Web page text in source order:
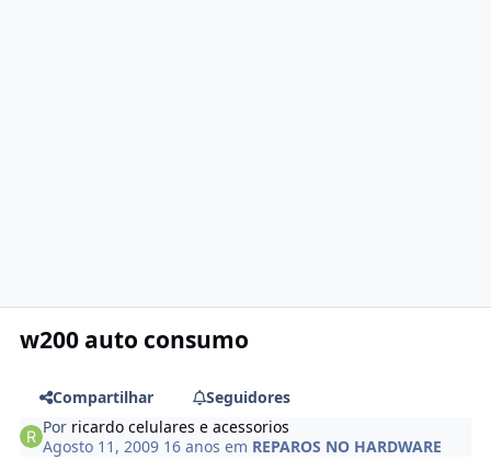
w200 auto consumo
Compartilhar
Seguidores
Por ricardo celulares e acessorios
Agosto 11, 2009 16 anos em REPAROS NO HARDWARE